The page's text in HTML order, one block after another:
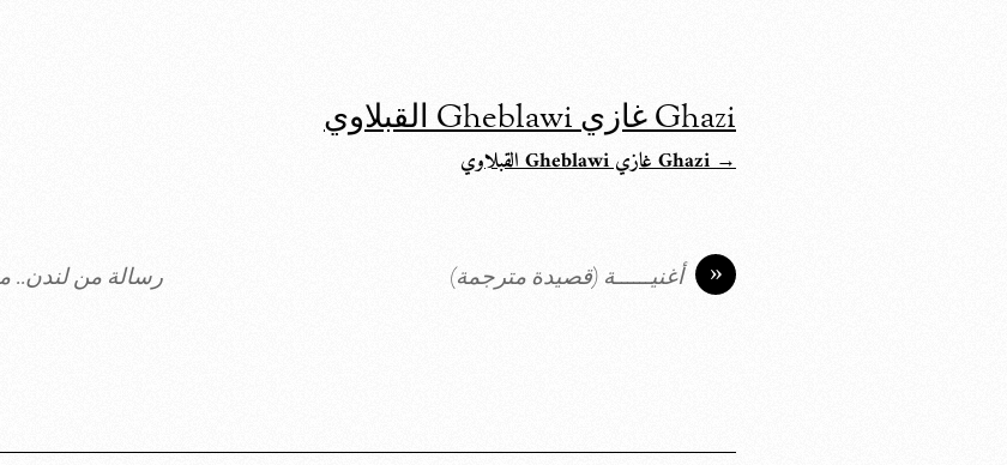
Ghazi غازي Gheblawi القبلاوي
→ Ghazi غازي Gheblawi القبلاوي
رسالة من لندن..
» أغنيــــــة (قصيدة مترجمة)